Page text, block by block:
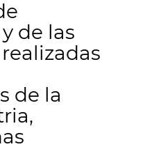
de las
de la